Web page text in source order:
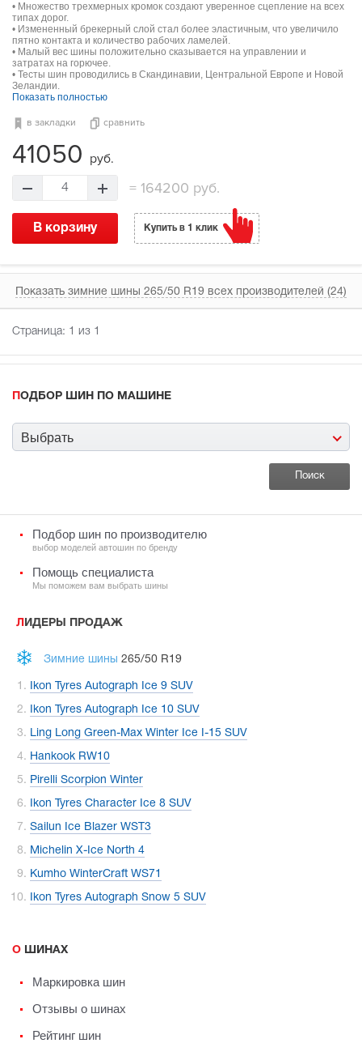
• Множество трехмерных кромок создают уверенное сцепление на всех
типах дорог.
• Измененный брекерный слой стал более эластичным, что увеличило
пятно контакта и количество рабочих ламелей.
• Малый вес шины положительно сказывается на управлении и
затратах на горючее.
• Тесты шин проводились в Скандинавии, Центральной Европе и Новой
Зеландии.
Показать полностью
в закладки сравнить
41050 руб.
4 =164200 руб.
В корзину Купить в 1 клик
Показать зимние шины 265/50 R19 всех производителей (24)
Страница: 1 из 1
ПОДБОР ШИН ПО МАШИНЕ
Выбрать
Подбор шин по производителю
выбор моделей автошин по бренду
Помощь специалиста
Мы поможем вам выбрать шины
ЛИДЕРЫ ПРОДАЖ
Зимние шины 265/50 R19
Ikon Tyres Autograph Ice 9 SUV
Ikon Tyres Autograph Ice 10 SUV
Ling Long Green-Max Winter Ice I-15 SUV
Hankook RW10
Pirelli Scorpion Winter
Ikon Tyres Character Ice 8 SUV
Sailun Ice Blazer WST3
Michelin X-Ice North 4
Kumho WinterCraft WS71
Ikon Tyres Autograph Snow 5 SUV
О ШИНАХ
Маркировка шин
Отзывы о шинах
Рейтинг шин